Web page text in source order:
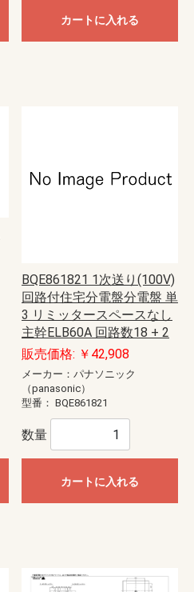
カートに入れる
BQE861821 1次送り(100V)
回路付住宅分電盤分電盤 単
3 リミッタースペースなし
主幹ELB60A 回路数18 + 2
販売価格: ￥42,908
メーカー：パナソニック
（panasonic）
型番： BQE861821
数量
カートに入れる